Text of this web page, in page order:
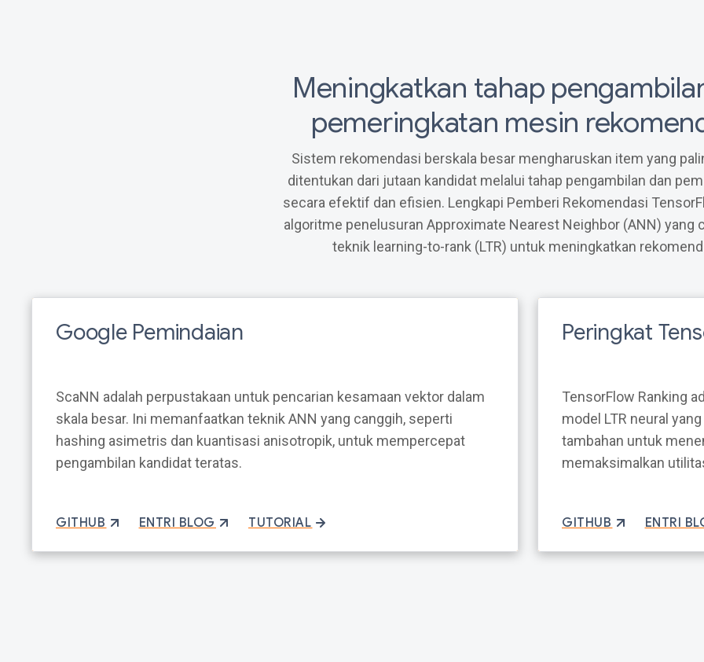
Meningkatkan tahap
pemeringkatan mesin
Sistem rekomendasi berskala besar mengharuskan item yang
ditentukan dari jutaan kandidat melalui tahap pengambilan dan
secara efektif dan efisien. Lengkapi Pemberi Rekomendasi
algoritme penelusuran Approximate Nearest Neighbor (ANN) yang
teknik learning-to-rank (LTR) untuk meningkatkan
Google Pemindaian
ScaNN adalah perpustakaan untuk pencarian kesamaan vektor dalam
skala besar. Ini memanfaatkan teknik ANN yang canggih, seperti
hashing asimetris dan kuantisasi anisotropik, untuk mempercepat
pengambilan kandidat teratas.
GITHUB ENTRI BLOG TUTORIAL
Peringkat
TensorFlow Ranking
model LTR neural
tambahan untuk
memaksimalkan
GITHUB ENTRI